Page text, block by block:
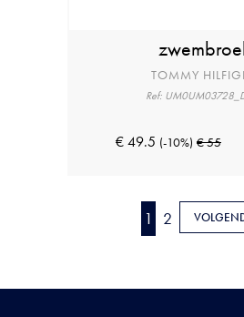
TOMMY
Ref:
€ 49.5 (-10%) € 55
1 2